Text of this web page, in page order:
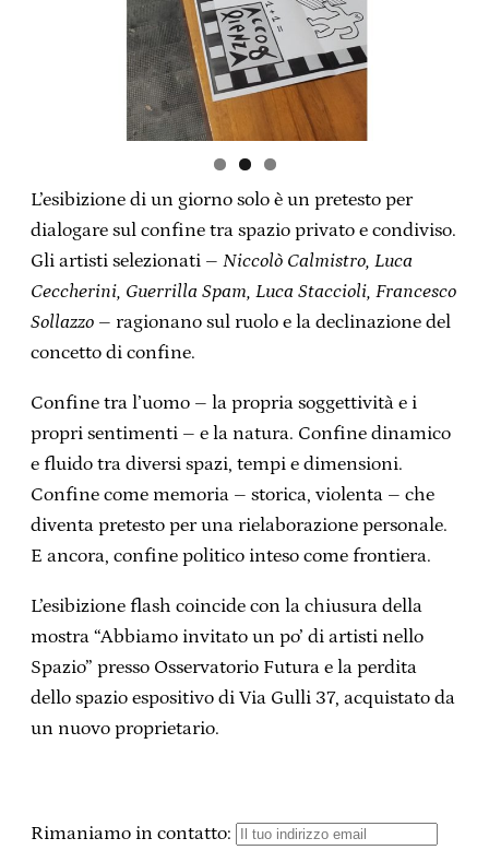
L’esibizione di un giorno solo è un pretesto per
dialogare sul confine tra spazio privato e condiviso.
Gli artisti selezionati – Niccolò Calmistro, Luca
Ceccherini, Guerrilla Spam, Luca Staccioli, Francesco
Sollazzo – ragionano sul ruolo e la declinazione del
concetto di confine.
Confine tra l’uomo – la propria soggettività e i
propri sentimenti – e la natura. Confine dinamico
e fluido tra diversi spazi, tempi e dimensioni.
Confine come memoria – storica, violenta – che
diventa pretesto per una rielaborazione personale.
E ancora, confine politico inteso come frontiera.
L’esibizione flash coincide con la chiusura della
mostra “Abbiamo invitato un po’ di artisti nello
Spazio” presso Osservatorio Futura e la perdita
dello spazio espositivo di Via Gulli 37, acquistato da
un nuovo proprietario.
Rimaniamo in contatto: